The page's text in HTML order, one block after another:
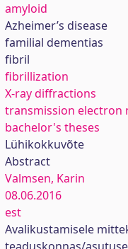
amyloid
Azheimer’s disease
familial dementias
fibril
fibrillization
X-ray diffractions
transmission electron
bachelor's theses
Lühikokkuvõte
Abstract
Valmsen, Karin
08.06.2016
est
Avalikustamisele